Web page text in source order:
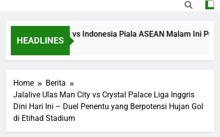
HEADLINES
Singapura vs Indonesia Piala ASEAN Malam Ini
Ago
Home
Berita
Jalalive Ulas Man City vs Crystal Palace Liga Inggris
Dini Hari Ini – Duel Penentu yang Berpotensi Hujan Gol
di Etihad Stadium